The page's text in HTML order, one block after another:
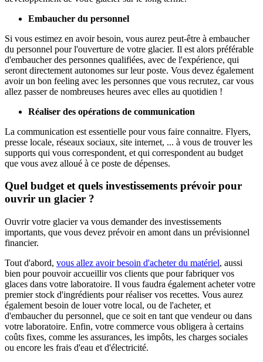
Embaucher du personnel
Si vous estimez en avoir besoin, vous aurez peut-être à embaucher
du personnel pour l'ouverture de votre glacier. Il est alors préférable
d'embaucher des personnes qualifiées, avec de l'expérience, qui
seront directement autonomes sur leur poste. Vous devez également
avoir un bon feeling avec les personnes que vous recrutez, car vous
allez passer de nombreuses heures avec elles au quotidien !
Réaliser des opérations de communication
La communication est essentielle pour vous faire connaitre. Flyers,
presse locale, réseaux sociaux, site internet, ... à vous de trouver les
supports qui vous correspondent, et qui correspondent au budget
que vous avez alloué à ce poste de dépenses.
Quel budget et quels investissements prévoir pour
ouvrir un glacier ?
Ouvrir votre glacier va vous demander des investissements
importants, que vous devez prévoir en amont dans un prévisionnel
financier.
Tout d'abord, vous allez avoir besoin d'acheter du matériel, aussi
bien pour pouvoir accueillir vos clients que pour fabriquer vos
glaces dans votre laboratoire. Il vous faudra également acheter votre
premier stock d'ingrédients pour réaliser vos recettes. Vous aurez
également besoin de louer votre local, ou de l'acheter, et
d'embaucher du personnel, que ce soit en tant que vendeur ou dans
votre laboratoire. Enfin, votre commerce vous obligera à certains
coûts fixes, comme les assurances, les impôts, les charges sociales
ou encore les frais d'eau et d'électricité.